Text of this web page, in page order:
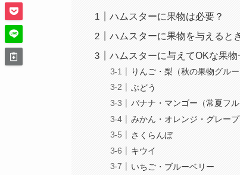
ハムスターに果物は必要？
ハムスターに果物を与えると
ハムスターに与えてOKな果物
りんご・梨（秋の果物グルー
ぶどう
バナナ・マンゴー（常夏フル
みかん・オレンジ・グレー
さくらんぼ
キウイ
いちご・ブルーベリー